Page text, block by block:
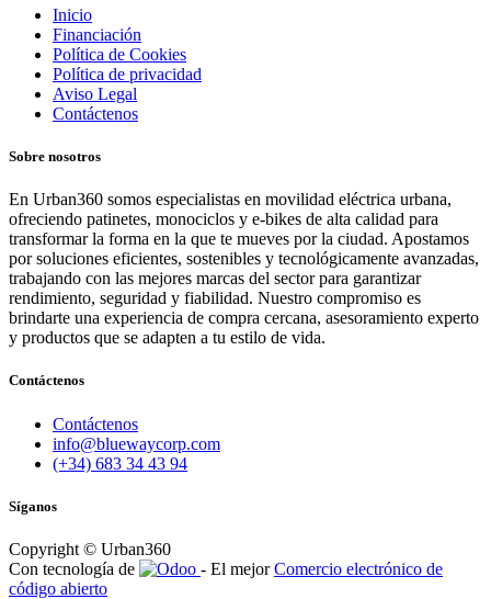
Inicio
Financiación
Política de Cookies
Política de privacidad
Aviso Legal
Contáctenos
Sobre nosotros
En Urban360 somos especialistas en movilidad eléctrica urbana,
ofreciendo patinetes, monociclos y e-bikes de alta calidad para
transformar la forma en la que te mueves por la ciudad. Apostamos
por soluciones eficientes, sostenibles y tecnológicamente avanzadas,
trabajando con las mejores marcas del sector para garantizar
rendimiento, seguridad y fiabilidad. Nuestro compromiso es
brindarte una experiencia de compra cercana, asesoramiento experto
y productos que se adapten a tu estilo de vida.
Contáctenos
Contáctenos
info@bluewaycorp.com
(+34) 683 34 43 94
Síganos
Copyright © Urban360
Con tecnología de
- El mejorComercio electrónico de
código abierto